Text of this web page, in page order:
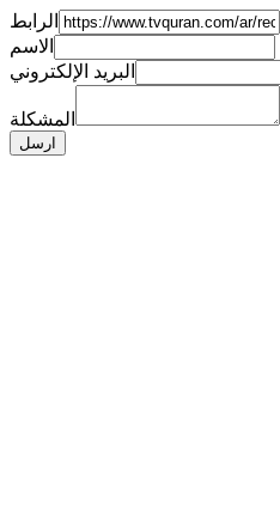
الرابط
الاسم
البريد الإلكتروني
المشكلة
ارسل